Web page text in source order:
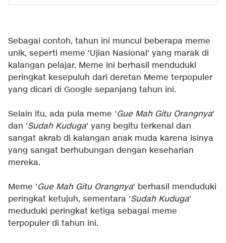
Sebagai contoh, tahun ini muncul beberapa meme
unik, seperti meme 'Ujian Nasional' yang marak di
kalangan pelajar. Meme ini berhasil menduduki
peringkat kesepuluh dari deretan Meme terpopuler
yang dicari di Google sepanjang tahun ini.
Selain itu, ada pula meme 'Gue Mah Gitu Orangnya'
dan 'Sudah Kuduga' yang begitu terkenal dan
sangat akrab di kalangan anak muda karena isinya
yang sangat berhubungan dengan keseharian
mereka.
Meme 'Gue Mah Gitu Orangnya' berhasil menduduki
peringkat ketujuh, sementara 'Sudah Kuduga'
meduduki peringkat ketiga sebagai meme
terpopuler di tahun ini.